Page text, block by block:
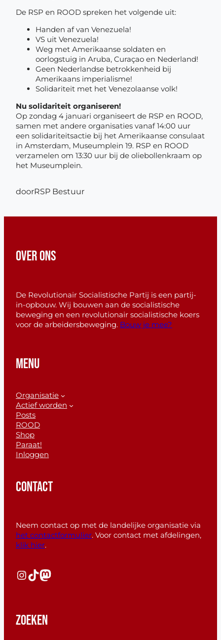
De RSP en ROOD spreken het volgende uit:
Handen af van Venezuela!
VS uit Venezuela!
Weg met Amerikaanse soldaten en
oorlogstuig in Aruba, Curaçao en Nederland!
Geen Nederlandse betrokkenheid bij
Amerikaans imperialisme!
Solidariteit met het Venezolaanse volk!
Nu solidariteit organiseren!
Op zondag 4 januari organiseert de RSP en ROOD,
samen met andere organisaties vanaf 14:00 uur
een solidariteitsactie bij het Amerikaanse consulaat
in Amsterdam, Museumplein 19. RSP en ROOD
verzamelen om 13:30 uur bij de oliebollenkraam op
het Museumplein.
doorRSP Bestuur
OVER ONS
De Revolutionair Socialistische Partij is een partij-
in-opbouw. Wij bouwen aan de socialistische
beweging en een revolutionair socialistische koers
voor de arbeidersbeweging. Bouw je mee?
MENU
Organisatie
Actief worden
Posts
ROOD
Shop
Paraat!
Inloggen
CONTACT
Neem contact op met de landelijke organisatie via
het contactformulier. Voor contact met afdelingen,
klik hier.
InstagramTikTok Mastodon
ZOEKEN